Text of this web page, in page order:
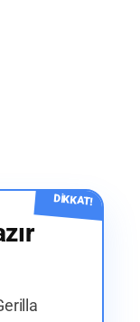
DİKKAT!